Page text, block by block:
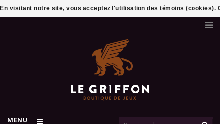
MENU
En visitant notre site, vous acceptez l'utilisation des témoins